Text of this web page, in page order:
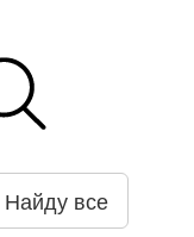
Найду все